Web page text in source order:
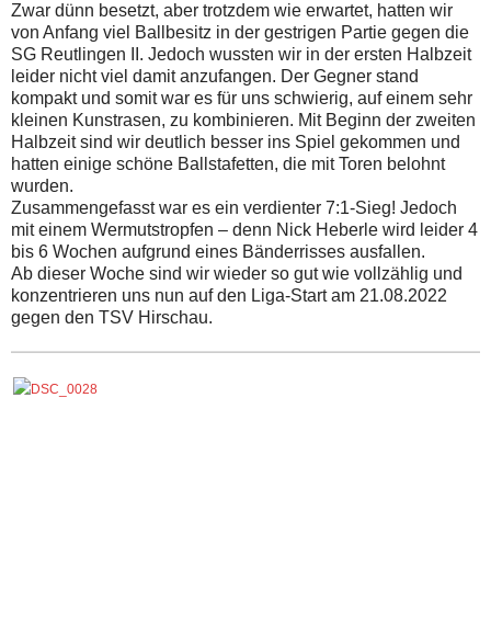
Zwar dünn besetzt, aber trotzdem wie erwartet, hatten wir
von Anfang viel Ballbesitz in der gestrigen Partie gegen die
SG Reutlingen II. Jedoch wussten wir in der ersten Halbzeit
leider nicht viel damit anzufangen. Der Gegner stand
kompakt und somit war es für uns schwierig, auf einem sehr
kleinen Kunstrasen, zu kombinieren. Mit Beginn der zweiten
Halbzeit sind wir deutlich besser ins Spiel gekommen und
hatten einige schöne Ballstafetten, die mit Toren belohnt
wurden.
Zusammengefasst war es ein verdienter 7:1-Sieg! Jedoch
mit einem Wermutstropfen – denn Nick Heberle wird leider 4
bis 6 Wochen aufgrund eines Bänderrisses ausfallen.
Ab dieser Woche sind wir wieder so gut wie vollzählig und
konzentrieren uns nun auf den Liga-Start am 21.08.2022
gegen den TSV Hirschau.